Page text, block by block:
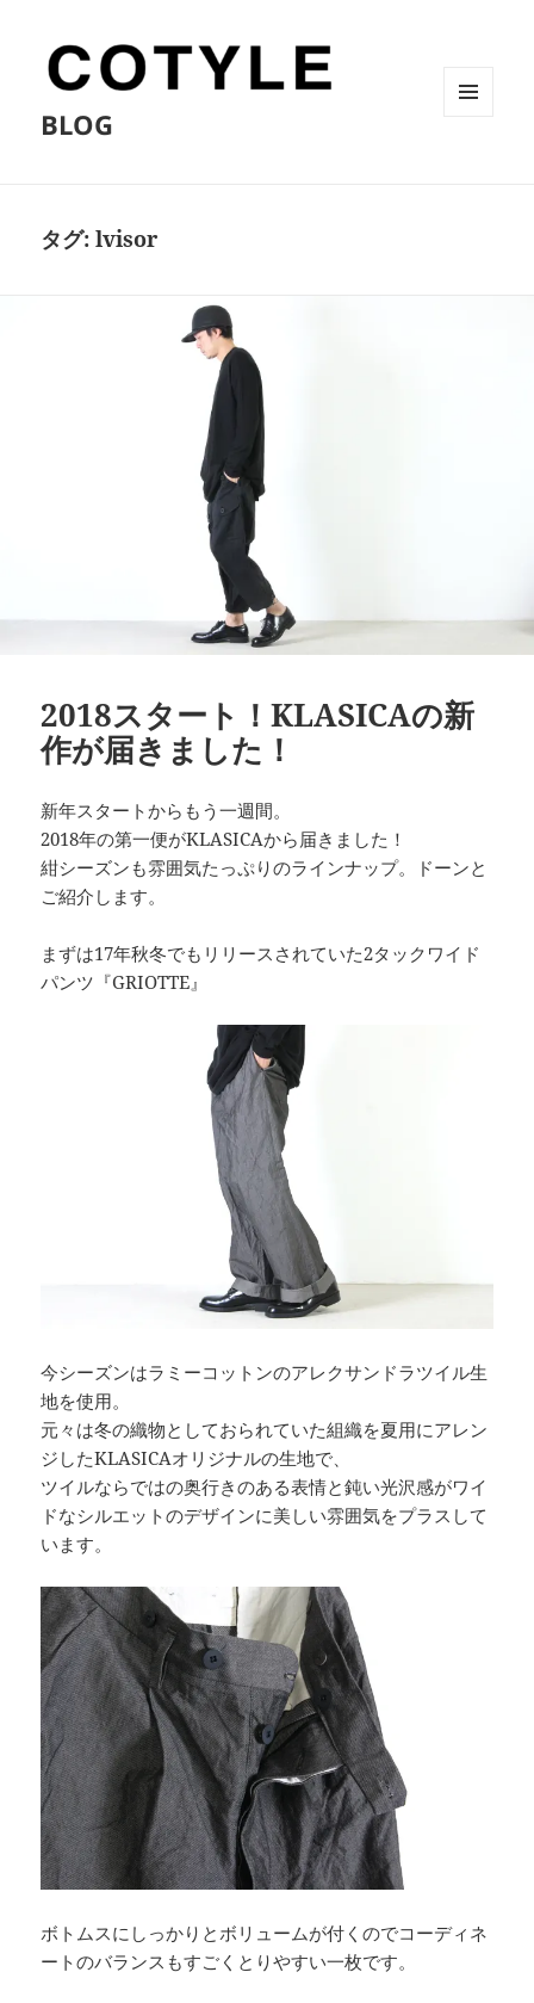
BLOG
タグ:lvisor
2018スタート！KLASICAの新
作が届きました！
新年スタートからもう一週間。
2018年の第一便がKLASICAから届きました！
紺シーズンも雰囲気たっぷりのラインナップ。ドーンと
ご紹介します。
まずは17年秋冬でもリリースされていた2タックワイド
パンツ『GRIOTTE』
今シーズンはラミーコットンのアレクサンドラツイル生
地を使用。
元々は冬の織物としておられていた組織を夏用にアレン
ジしたKLASICAオリジナルの生地で、
ツイルならではの奥行きのある表情と鈍い光沢感がワイ
ドなシルエットのデザインに美しい雰囲気をプラスして
います。
ボトムスにしっかりとボリュームが付くのでコーディネ
ートのバランスもすごくとりやすい一枚です。